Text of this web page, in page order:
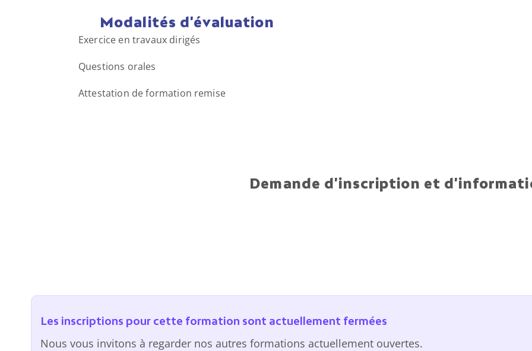
Modalités d'évaluation
Exercice en travaux dirigés
Questions orales
Attestation de formation remise
Demande d'inscription et
Les inscriptions pour cette formation sont actuellement fermées
Nous vous invitons à regarder nos autres formations actuellement ouvertes.